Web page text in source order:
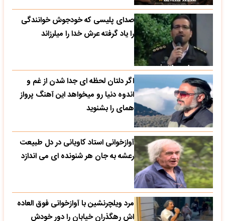
صدای پلیسی که خودجوش خوانندگی
را یاد گرفته عرش خدا را میلرزاند
اگر دلتان لحظه ای جدا شدن از غم و
اندوه دنیا رو میخواهد این آهنگ پرواز
همای را بشنوید
آوازخوانی استاد کاویانی در دل طبیعت
رعشه به جان هر شنونده ای می اندازد
مرد ویلچرنشین با آوازخوانی فوق العاده
اش رهگذران خیابان را دور خودش